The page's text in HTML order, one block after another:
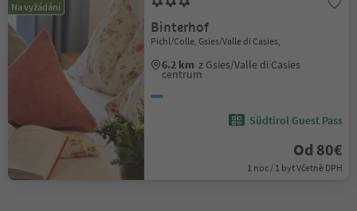
Na vyžádání
Binterhof
Pichl/Colle, Gsies/Valle di Casies,
6.2 km z Gsies/Valle di Casies
centrum
Südtirol Guest Pass
Od 80€
1 noc / 1 byt Včetně DPH